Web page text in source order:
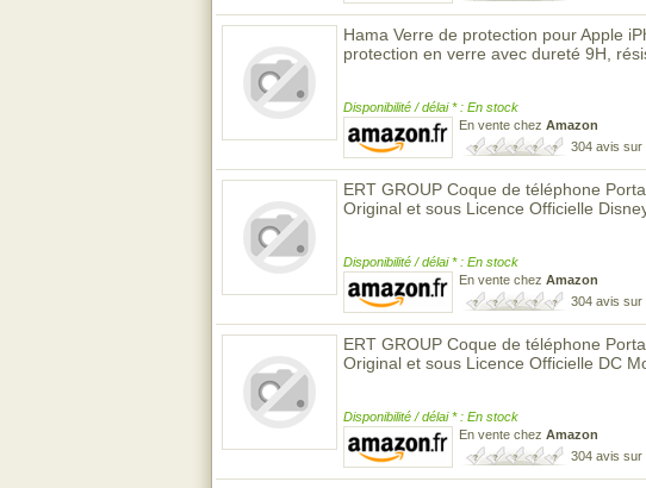
Hama Verre de protection pour Apple
protection en verre avec dureté 9H,
Disponibilité / délai * : En stock
En vente chez Amazon
304 avis sur
ERT GROUP Coque de téléphone
Original et sous Licence Officielle
Disponibilité / délai * : En stock
En vente chez Amazon
304 avis sur
ERT GROUP Coque de téléphone
Original et sous Licence Officielle DC
Disponibilité / délai * : En stock
En vente chez Amazon
304 avis sur